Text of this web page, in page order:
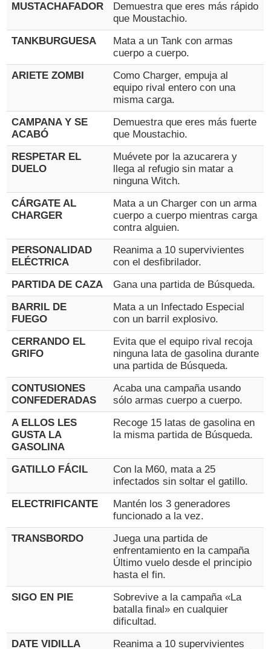
MUSTACHAFADOR
Demuestra que eres más rápido
que Moustachio.
TANKBURGUESA
Mata a un Tank con armas
cuerpo a cuerpo.
ARIETE ZOMBI
Como Charger, empuja al
equipo rival entero con una
misma carga.
CAMPANA Y SE
ACABÓ
Demuestra que eres más fuerte
que Moustachio.
RESPETAR EL
DUELO
Muévete por la azucarera y
llega al refugio sin matar a
ninguna Witch.
CÁRGATE AL
CHARGER
Mata a un Charger con un arma
cuerpo a cuerpo mientras carga
contra alguien.
PERSONALIDAD
ELÉCTRICA
Reanima a 10 supervivientes
con el desfibrilador.
PARTIDA DE CAZA
Gana una partida de Búsqueda.
BARRIL DE
FUEGO
Mata a un Infectado Especial
con un barril explosivo.
CERRANDO EL
GRIFO
Evita que el equipo rival recoja
ninguna lata de gasolina durante
una partida de Búsqueda.
CONTUSIONES
CONFEDERADAS
Acaba una campaña usando
sólo armas cuerpo a cuerpo.
A ELLOS LES
GUSTA LA
GASOLINA
Recoge 15 latas de gasolina en
la misma partida de Búsqueda.
GATILLO FÁCIL
Con la M60, mata a 25
infectados sin soltar el gatillo.
ELECTRIFICANTE
Mantén los 3 generadores
funcionado a la vez.
TRANSBORDO
Juega una partida de
enfrentamiento en la campaña
Último vuelo desde el principio
hasta el fin.
SIGO EN PIE
Sobrevive a la campaña «La
batalla final» en cualquier
dificultad.
DATE VIDILLA
Reanima a 10 supervivientes